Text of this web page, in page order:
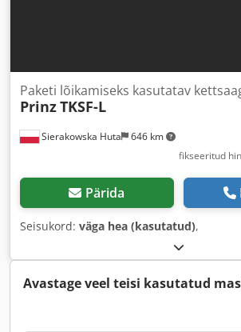
Sierakowska Huta 646 km
Paketi lõikamiseks kasutatav
PrinzTKSF-L
fikseeritud
Pärida
Seisukord: väga hea (kasutatud),
Avastage veel teisi kasutatud